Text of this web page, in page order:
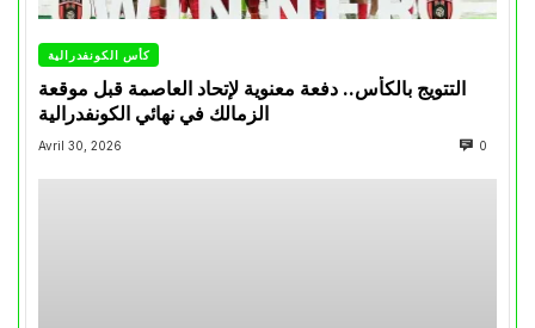
كأس الكونفدرالية
التتويج بالكأس.. دفعة معنوية لإتحاد العاصمة قبل موقعة
الزمالك في نهائي الكونفدرالية
Avril 30, 2026 0